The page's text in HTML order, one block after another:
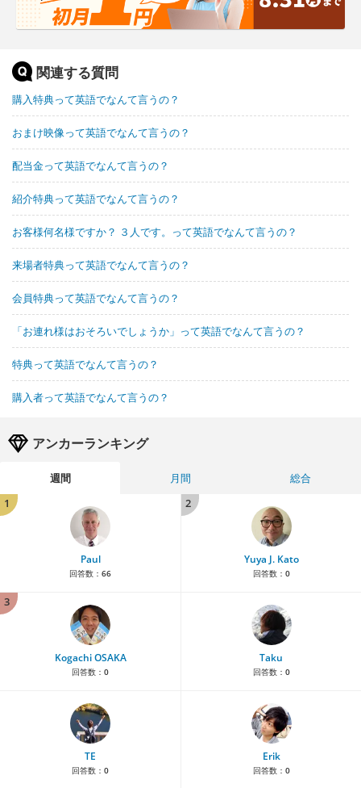
関連する質問
購入特典って英語でなんて言うの？
おまけ映像って英語でなんて言うの？
配当金って英語でなんて言うの？
紹介特典って英語でなんて言うの？
お客様何名様ですか？ ３人です。って英語でなんて言うの？
来場者特典って英語でなんて言うの？
会員特典って英語でなんて言うの？
「お連れ様はおそろいでしょうか」って英語でなんて言うの？
特典って英語でなんて言うの？
購入者って英語でなんて言うの？
アンカーランキング
週間 月間
総合
1
Paul
回答数： 66
2
Yuya J. Kato
回答数： 0
3
Kogachi OSAKA
回答数： 0
Taku
回答数： 0
TE
回答数： 0
Erik
回答数： 0